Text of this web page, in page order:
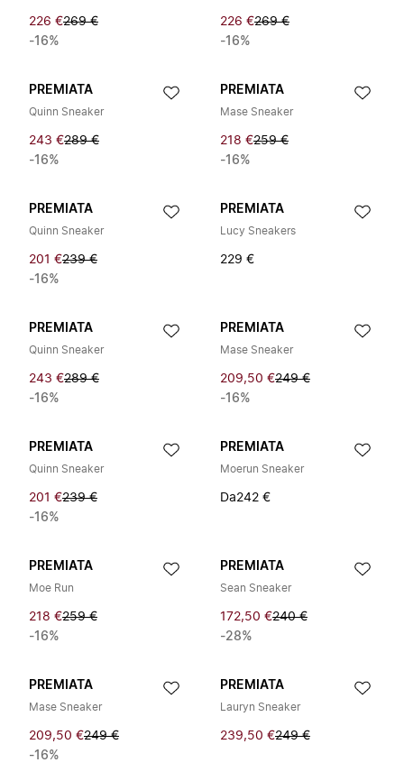
226 €269 €
-16%
226 €269 €
-16%
PREMIATA
Quinn Sneaker
243 €289 €
-16%
PREMIATA
Mase Sneaker
218 €259 €
-16%
PREMIATA
Quinn Sneaker
201 €239 €
-16%
PREMIATA
Lucy Sneakers
229 €
PREMIATA
Quinn Sneaker
243 €289 €
-16%
PREMIATA
Mase Sneaker
209,50 €249 €
-16%
PREMIATA
Quinn Sneaker
201 €239 €
-16%
PREMIATA
Moerun Sneaker
Da242 €
PREMIATA
Moe Run
218 €259 €
-16%
PREMIATA
Sean Sneaker
172,50 €240 €
-28%
PREMIATA
Mase Sneaker
209,50 €249 €
-16%
PREMIATA
Lauryn Sneaker
239,50 €249 €